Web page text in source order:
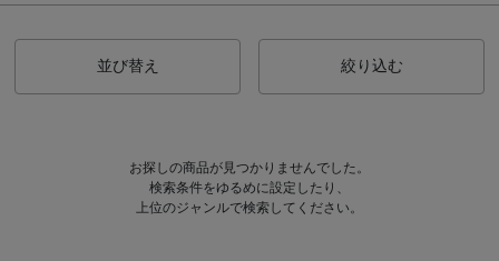
並び替え 絞り込む
お探しの商品が見つかりませんでした。
検索条件をゆるめに設定したり、
上位のジャンルで検索してください。